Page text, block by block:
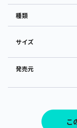
種類
サイズ
発売元
こ